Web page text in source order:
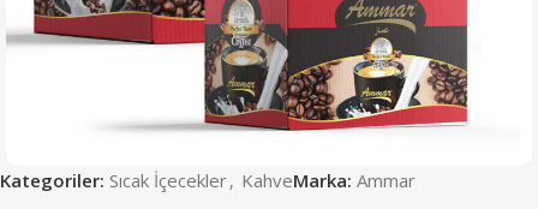
Kategoriler: Sıcak İçecekler, KahveMarka: Ammar